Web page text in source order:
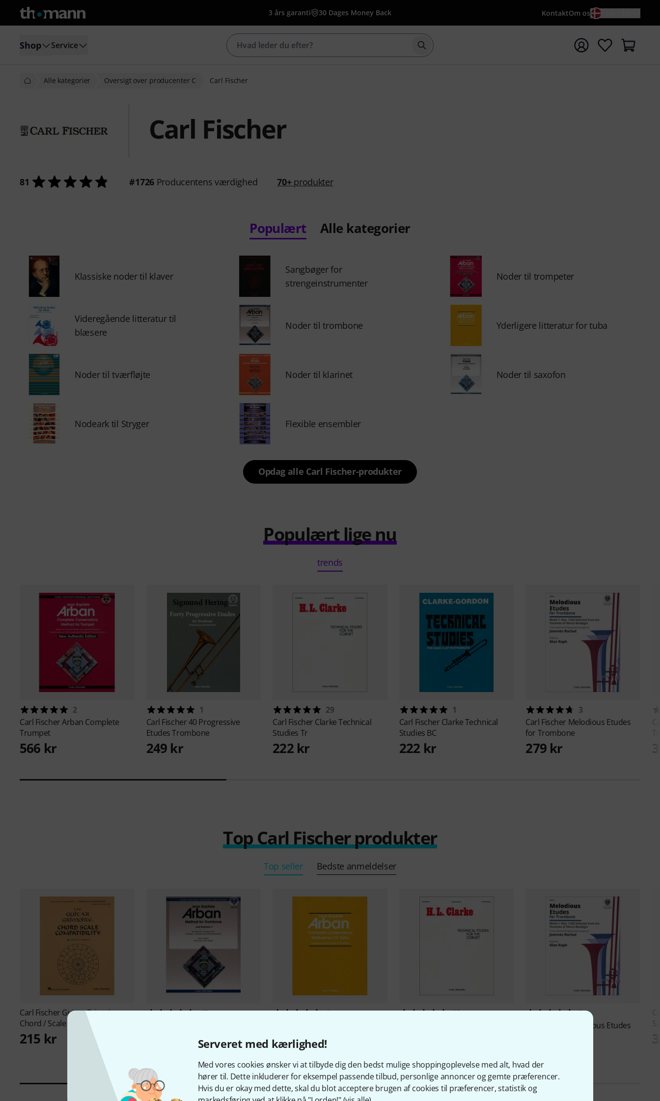
Serveret med kærlighed!
Med vores cookies ønsker vi at tilbyde dig den bedst mulige shoppingoplevelse med alt, hvad der
hører til. Dette inkluderer for eksempel passende tilbud, personlige annoncer og gemte præferencer.
Hvis du er okay med dette, skal du blot acceptere brugen af cookies til præferencer, statistik og
3 års garanti 30 Dages Money Back KontaktOm os
Shop Service Start søgning med søgeord {searchTerm}
Alle kategorier Oversigt over producenter C Carl Fischer
Carl Fischer
81 #1726Producentens værdighed 70+produkter
Populært Alle kategorier
Klassiske noder til klaver
Sangbøger for
strengeinstrumenter
Noder til trompeter
Videregående litteratur til
blæsere
Noder til trombone Yderligere litteratur for tuba
Noder til tværfløjte Noder til klarinet Noder til saxofon
Nodeark til Stryger Flexible ensembler
Opdag alle Carl Fischer-produkter
Populært lige nu
trends
2
Carl FischerArban Complete
Trumpet
566 kr
1
Carl Fischer40 Progressive
Etudes Trombone
249 kr
29
Carl Fischer Clarke Technical
Studies Tr
222 kr
1
Carl Fischer Clarke Technical
Studies BC
222 kr
3
Carl Fischer Melodious Etudes
for Trombone
279 kr
Top Carl Fischer produkter
Top seller Bedste anmeldelser
Carl Fischer Guitar Grimoire
Chord / Scale
215 kr
17
1
355 kr
29
3
Melodious Etudes